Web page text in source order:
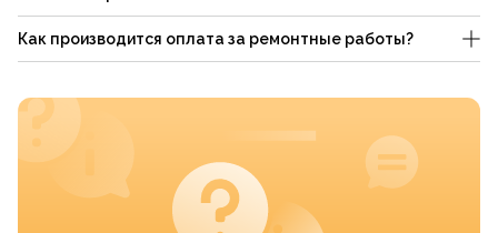
Как производится оплата за ремонтные работы?